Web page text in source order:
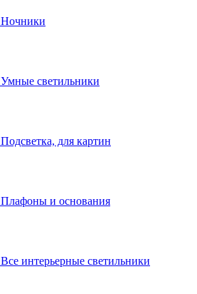
Ночники
Умные светильники
Подсветка, для картин
Плафоны и основания
Все интерьерные светильники